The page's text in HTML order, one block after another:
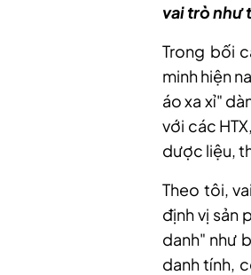
vai trò như
Trong bối
minh hiện
áo xa xỉ"
với các
dược liệu,
Theo tôi,
định vị sản
danh" như
danh tính,